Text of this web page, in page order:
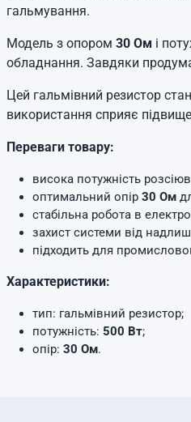
гальмування.
Модель з опором 30 Ом і
обладнання. Завдяки
Цей гальмівний резистор
використання сприяє
Переваги товару:
висока потужність
оптимальний опір 30 Ом
стабільна робота в
захист системи від
підходить для
Характеристики:
тип: гальмівний резистор;
потужність: 500 Вт;
опір: 30 Ом.